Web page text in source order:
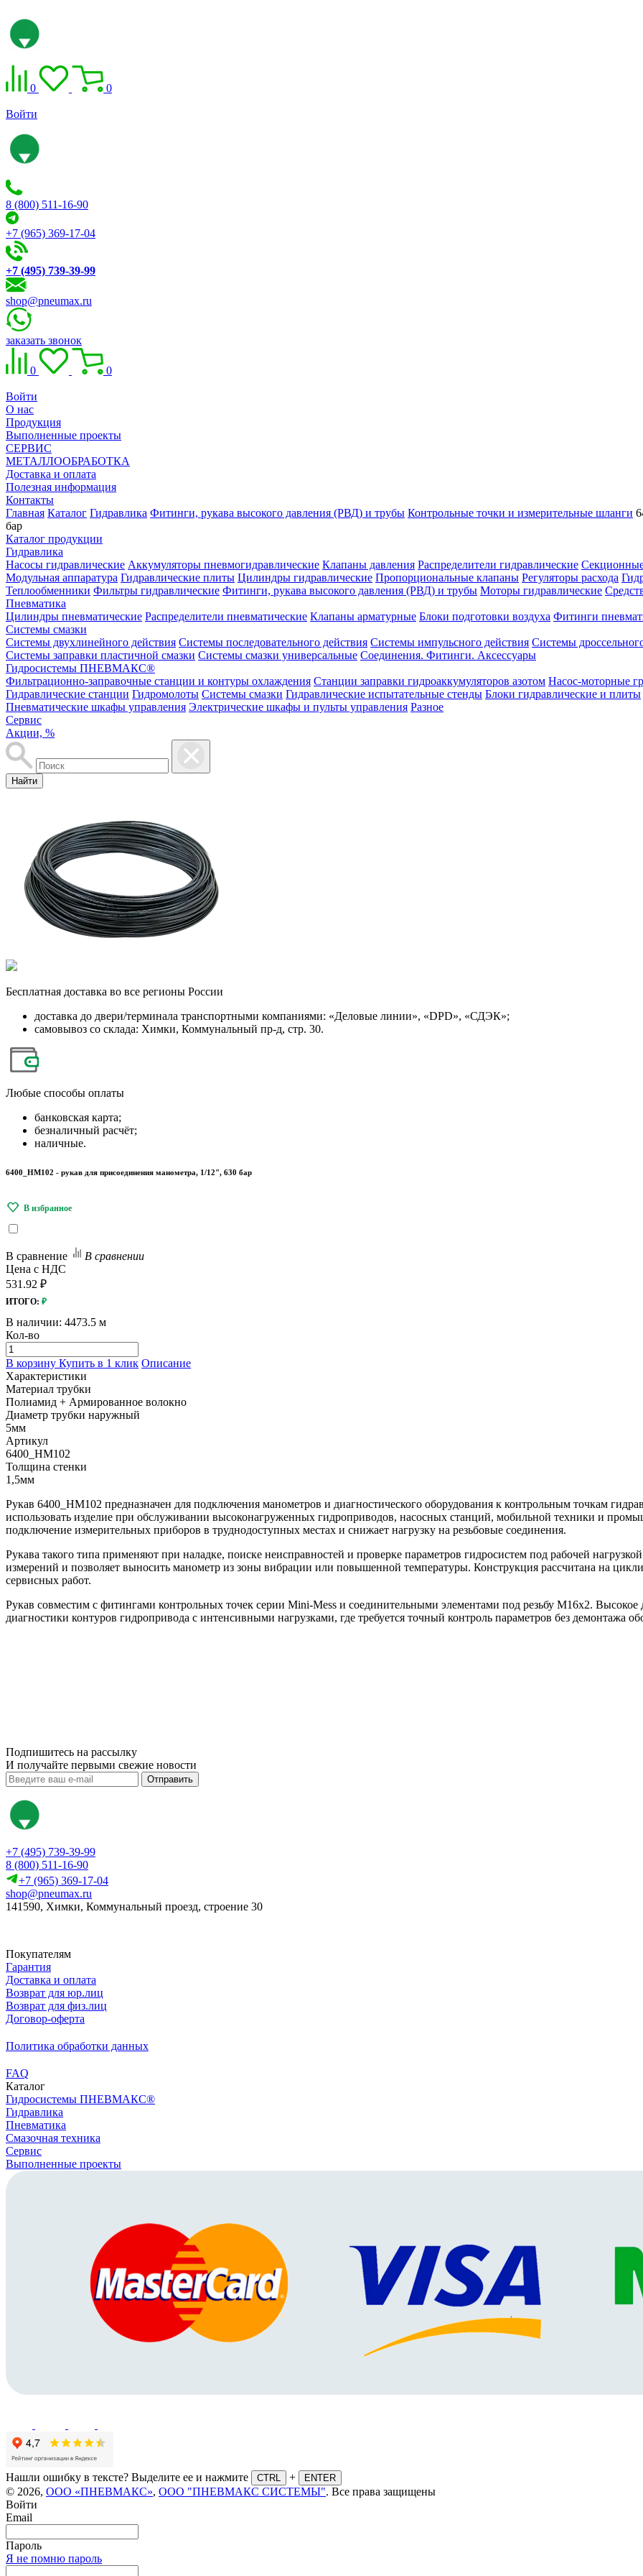
0 0
Войти
8 (800) 511-16-90
+7 (965) 369-17-04
+7 (495) 739-39-99
shop@pneumax.ru
заказать звонок
0 0
Войти
О нас
Продукция
Выполненные проекты
СЕРВИС
МЕТАЛЛООБРАБОТКА
Доставка и оплата
Полезная информация
Контакты
Главная Каталог Гидравлика Фитинги, рукава высокого давления (РВД) и трубы Контрольные точки и измерительные шланги
бар
Каталог продукции
Гидравлика
Насосы гидравлические Аккумуляторы пневмогидравлические Клапаны давления Распределители гидравлические
Модульная аппаратура Гидравлические плиты Цилиндры гидравлические Пропорциональные клапаны Регуляторы расхода
Теплообменники Фильтры гидравлические Фитинги, рукава высокого давления (РВД) и трубы Моторы гидравлические
Пневматика
Цилиндры пневматические Распределители пневматические Клапаны арматурные Блоки подготовки воздуха Фитинги
Системы смазки
Системы двухлинейного действия Системы последовательного действия Системы импульсного действия Системы
Системы заправки пластичной смазки Системы смазки универсальные Соединения. Фитинги. Аксессуары
Гидросистемы ПНЕВМАКС®
Фильтрационно-заправочные станции и контуры охлаждения Станции заправки гидроаккумуляторов азотом Насос-моторные
Гидравлические станции Гидромолоты Системы смазки Гидравлические испытательные стенды Блоки гидравлические и плиты
Пневматические шкафы управления Электрические шкафы и пульты управления Разное
Сервис
Акции, %
Найти
Бесплатная доставка во все регионы России
доставка до двери/терминала транспортными компаниями: «Деловые линии», «DPD», «СДЭК»;
самовывоз со склада: Химки, Коммунальный пр-д, стр. 30.
Любые способы оплаты
банковская карта;
безналичный расчёт;
наличные.
6400_HM102 - рукав для присоединения манометра, 1/12", 630 бар
В сравнение
В сравнении
Цена с НДС
531.92 ₽
ИТОГО: ₽
В наличии: 4473.5 м
Кол-во
В корзину Купить в 1 клик Описание
Характеристики
Материал трубки
Полиамид + Армированное волокно
Диаметр трубки наружный
5мм
Артикул
6400_HM102
Толщина стенки
1,5мм
Рукав 6400_HM102 предназначен для подключения манометров и диагностического оборудования к контрольным точкам
использовать изделие при обслуживании высоконагруженных гидроприводов, насосных станций, мобильной техники и
подключение измерительных приборов в труднодоступных местах и снижает нагрузку на резьбовые соединения.
Рукава такого типа применяют при наладке, поиске неисправностей и проверке параметров гидросистем под рабочей
измерений и позволяет выносить манометр из зоны вибрации или повышенной температуры. Конструкция рассчитана на
сервисных работ.
Рукав совместим с фитингами контрольных точек серии Mini-Mess и соединительными элементами под резьбу M16x2. Высокое
диагностики контуров гидропривода с интенсивными нагрузками, где требуется точный контроль параметров без демонтажа
Подпишитесь на рассылку
И получайте первыми свежие новости
Отправить
+7 (495) 739-39-99
8 (800) 511-16-90
+7 (965) 369-17-04
shop@pneumax.ru
141590, Химки, Коммунальный проезд, строение 30
Покупателям
Гарантия
Доставка и оплата
Возврат для юр.лиц
Возврат для физ.лиц
Договор-оферта
Политика обработки данных
FAQ
Каталог
Гидросистемы ПНЕВМАКС®
Гидравлика
Пневматика
Смазочная техника
Сервис
Выполненные проекты
Нашли ошибку в тексте? Выделите ее и нажмите CTRL + ENTER
© 2026, ООО «ПНЕВМАКС», ООО "ПНЕВМАКС СИСТЕМЫ". Все права защищены
Войти
Email
Пароль
Я не помню пароль